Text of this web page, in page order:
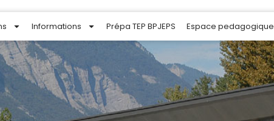
Informations Prépa TEP BPJEPS Espace pedagogique